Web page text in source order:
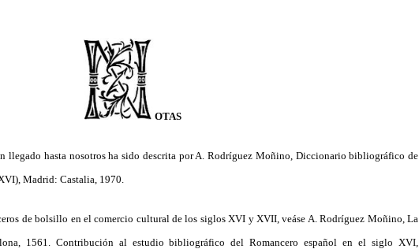
OTAS
llegado hasta nosotros ha sido descrita por A. Rodríguez Moñino, Diccionario bibliográfico de
Madrid: Castalia, 1970.
de bolsillo en el comercio cultural de los siglos XVI y XVII, veáse A. Rodríguez Moñino, La
1561. Contribución al estudio bibliográfico del Romancero español en el siglo XVI,